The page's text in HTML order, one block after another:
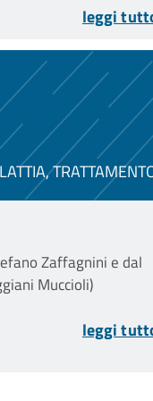
leggi
Zaffagnini e dal
Muccioli)
leggi